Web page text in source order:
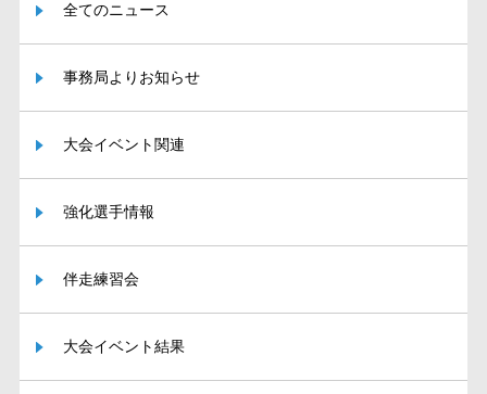
全てのニュース
事務局よりお知らせ
大会イベント関連
強化選手情報
伴走練習会
大会イベント結果